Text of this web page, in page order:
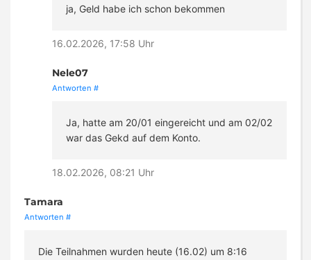
ja, Geld habe ich schon bekommen
16.02.2026, 17:58 Uhr
Nele07
Antworten #
Ja, hatte am 20/01 eingereicht und am 02/02
war das Gekd auf dem Konto.
18.02.2026, 08:21 Uhr
Tamara
Antworten #
Die Teilnahmen wurden heute (16.02) um 8:16